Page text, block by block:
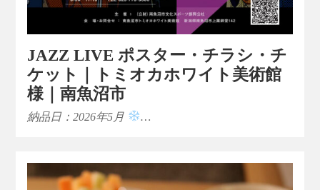
JAZZ LIVE ポスター・チラシ・チ
ケット｜トミオカホワイト美術館
様｜南魚沼市
納品日：2026年5月 …